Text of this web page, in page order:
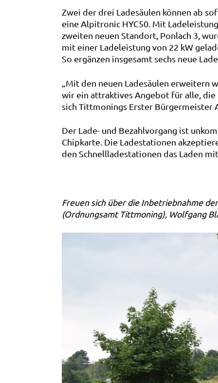
Zwei der drei Ladesäulen können ab
eine Alpitronic HYC50. Mit
zweiten neuen Standort, Ponlach 3,
mit einer Ladeleistung von 22 kW
So ergänzen insgesamt sechs neue
„Mit den neuen Ladesäulen erweitern
wir ein attraktives Angebot für alle,
sich Tittmonings Erster
Der Lade- und Bezahlvorgang ist
Chipkarte. Die Ladestationen
den Schnellladestationen das Laden
Freuen sich über die Inbetriebnahme
(Ordnungsamt Tittmoning), Wolfgang